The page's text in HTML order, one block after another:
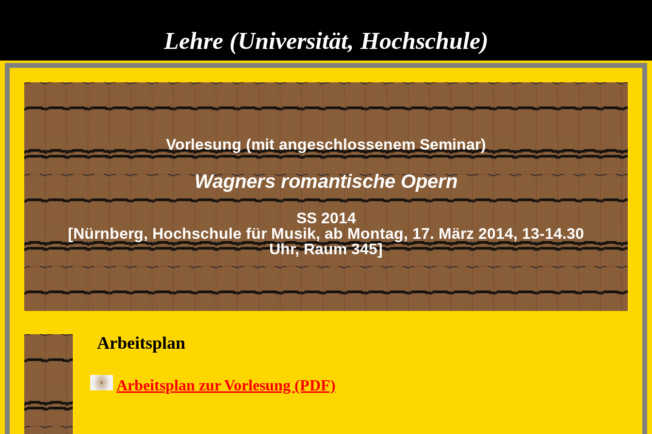
Lehre (Universität, Hochschule)
Vorlesung (mit angeschlossenem Seminar)
Wagners romantische Opern
SS 2014
[Nürnberg, Hochschule für Musik, ab Montag, 17. März 2014, 13-14.30
Uhr, Raum 345]
Arbeitsplan
Arbeitsplan zur Vorlesung (PDF)